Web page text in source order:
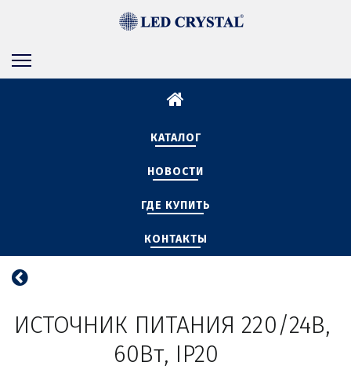
КАТАЛОГ
НОВОСТИ
ГДЕ КУПИТЬ
КОНТАКТЫ
ИСТОЧНИК ПИТАНИЯ 220/24В,
60Вт, IP20